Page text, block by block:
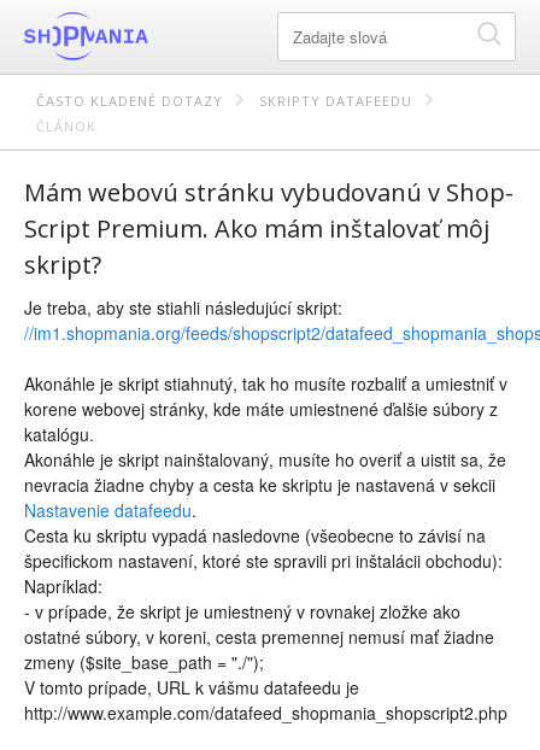
ČASTO KLADENÉ DOTAZY
SKRIPTY DATAFEEDU
ČLÁNOK
Mám webovú stránku vybudovanú v Shop-
Script Premium. Ako mám inštalovať môj
skript?
Je treba, aby ste stiahli následujúcí skript:
//im1.shopmania.org/feeds/shopscript2/
Akonáhle je skript stiahnutý, tak ho musíte rozbaliť a umiestniť v
korene webovej stránky, kde máte umiestnené ďalšie súbory z
katalógu.
Akonáhle je skript nainštalovaný, musíte ho overiť a uistit sa, že
nevracia žiadne chyby a cesta ke skriptu je nastavená v sekcii
Nastavenie datafeedu.
Cesta ku skriptu vypadá nasledovne (všeobecne to závisí na
špecifickom nastavení, ktoré ste spravili pri inštalácii obchodu):
Napríklad:
- v prípade, že skript je umiestnený v rovnakej zložke ako
ostatné súbory, v koreni, cesta premennej nemusí mať žiadne
zmeny ($site_base_path = "./");
V tomto prípade, URL k vášmu datafeedu je
http://www.example.com/datafeed_shopmania_shopscript2.php